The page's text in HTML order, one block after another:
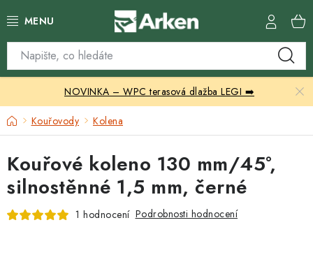
na
Skleníky
Zahradní přístřešky
Zahradní nábytek
Grily a ohniště
NOVINKA – WPC terasová dlažba LEGI ➡️
DomůKouřovody Kolena
Kouřové koleno 130 mm/45°,
silnostěnné 1,5 mm, černé
1 hodnocení Podrobnosti hodnocení